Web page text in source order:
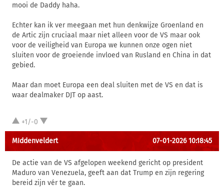
mooi de Daddy haha.
Echter kan ik ver meegaan met hun denkwijze Groenland en
de Artic zijn cruciaal maar niet alleen voor de VS maar ook
voor de veiligheid van Europa we kunnen onze ogen niet
sluiten voor de groeiende invloed van Rusland en China in dat
gebied.
Maar dan moet Europa een deal sluiten met de VS en dat is
waar dealmaker DJT op aast.
+1/-0
MIddenveldert 07-01-2026 10:18:45
De actie van de VS afgelopen weekend gericht op president
Maduro van Venezuela, geeft aan dat Trump en zijn regering
bereid zijn vér te gaan.